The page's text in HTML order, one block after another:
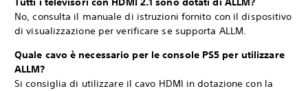
No, consulta il manuale di istruzioni fornito con il dispositivo
di visualizzazione per verificare se supporta ALLM.
Quale cavo è necessario per le console PS5 per utilizzare
ALLM?
Si consiglia di utilizzare il cavo HDMI in dotazione con la